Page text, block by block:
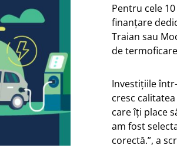
Pentru cele
finanțare
Traian sau
de
Investițiile
cresc
care îți place
am fost
corectă.”, a